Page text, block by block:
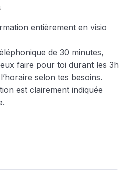
entièrement en visio
de 30 minutes,
faire pour toi durant les 3h
selon tes besoins.
est clairement indiquée